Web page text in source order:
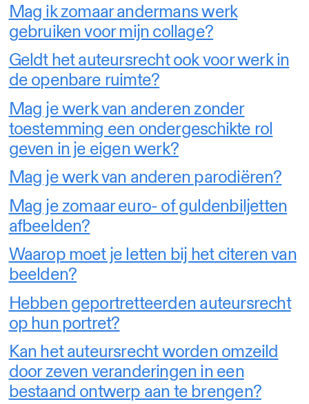
Mag ik zomaar andermans werk
gebruiken voor mijn collage?
Geldt het auteursrecht ook voor werk in
de openbare ruimte?
Mag je werk van anderen zonder
toestemming een ondergeschikte rol
geven in je eigen werk?
Mag je werk van anderen parodiëren?
Mag je zomaar euro- of guldenbiljetten
afbeelden?
Waarop moet je letten bij het citeren van
beelden?
Hebben geportretteerden auteursrecht
op hun portret?
Kan het auteursrecht worden omzeild
door zeven veranderingen in een
bestaand ontwerp aan te brengen?